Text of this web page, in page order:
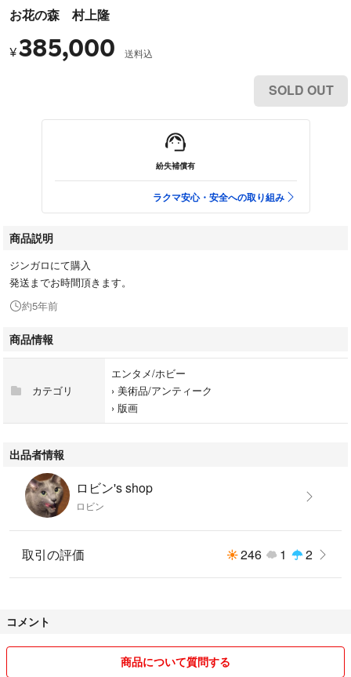
お花の森 村上隆
¥385,000 送料込
SOLD OUT
紛失補償有
ラクマ安心・安全への取り組み
商品説明
ジンガロにて購入
発送までお時間頂きます。
約5年前
商品情報
カテゴリ
エンタメ/ホビー
› 美術品/アンティーク
› 版画
出品者情報
ロビン's shop
ロビン
取引の評価 246 1 2
コメント
商品について質問する